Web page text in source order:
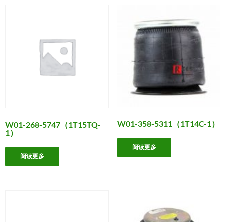
W01-268-5747（1T15TQ-
1）
阅读更多
W01-358-5311（1T14C-1）
阅读更多